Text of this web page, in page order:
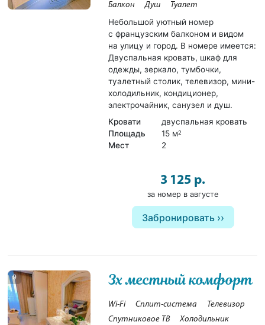
Балкон
Душ Туалет
Небольшой уютный номер
с французским балконом и видом
на улицу и город. В номере имеется:
Двуспальная кровать, шкаф для
одежды, зеркало, тумбочки,
туалетный столик, телевизор, мини-
холодильник, кондиционер,
электрочайник, санузел и душ.
Кровати
двуспальная кровать
Площадь
15 м2
Мест 2
3 125 р.
за номер в августе
Забронировать
9 3х местный комфорт
Wi-Fi Сплит-система
Телевизор
Спутниковое ТВ
Холодильник